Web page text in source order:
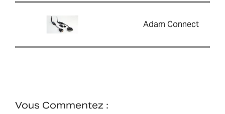
Adam Connect
Vous Commentez :